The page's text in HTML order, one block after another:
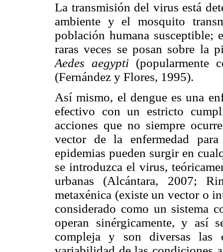
La transmisión del virus está
ambiente y el mosquito
población humana susceptible;
raras veces se posan sobre la
Aedes aegypti(popularmente
(Fernández y Flores, 1995).
Así mismo, el dengue es una
efectivo con un estricto
acciones que no siempre
vector de la enfermedad
epidemias pueden surgir en
se introduzca el virus,
urbanas (Alcántara, 2007;
metaxénica (existe un vector o
considerado como un sistema
operan sinérgicamente, y así
compleja y son diversas las